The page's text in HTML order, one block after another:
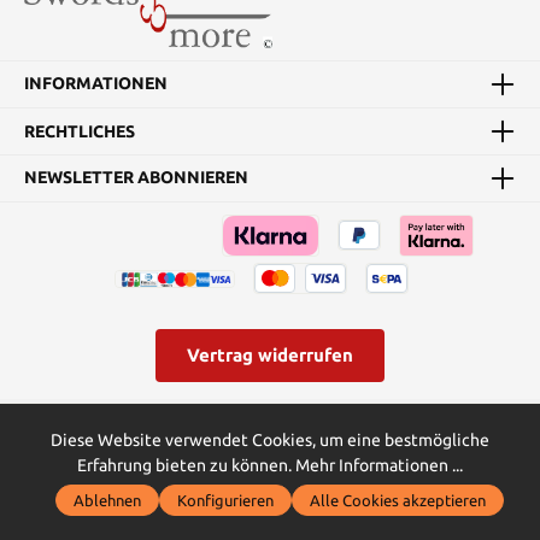
schwarze Übungsschwert
hat eine 78 cm lange
Gesamtlänge: 107 cm
Klingenmaterial:
INFORMATIONEN
RECHTLICHES
NEWSLETTER ABONNIEREN
Vertrag widerrufen
ggf. Nachnahmegebühren, wenn nicht anders angegeben.
© Swords and more | Powered by Butterflies IT - die
Softwareentwickler
Diese Website verwendet Cookies, um eine bestmögliche
Erfahrung bieten zu können. Mehr Informationen ...
Ablehnen Konfigurieren Alle Cookies akzeptieren